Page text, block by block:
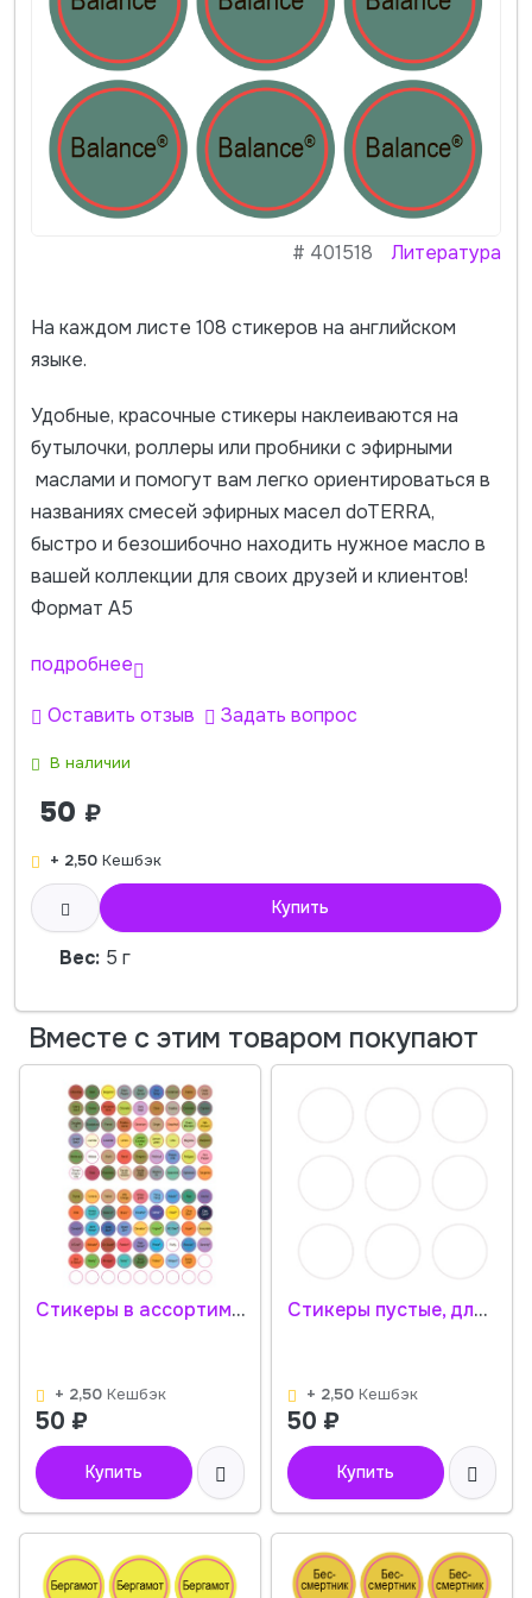
# 401518 Литература
На каждом листе 108 стикеров на английском
языке.
Удобные, красочные стикеры наклеиваются на
бутылочки, роллеры или пробники с эфирными
маслами и помогут вам легко ориентироваться в
названиях смесей эфирных масел doTERRA,
быстро и безошибочно находить нужное масло в
вашей коллекции для своих друзей и клиентов!
Формат А5
подробнее
Оставить отзыв Задать вопрос
В наличии
50 ₽
+ 2,50 Кешбэк
Купить
Вес: 5 г
Вместе с этим товаром покупают
Стикеры в ассортименте / 108 стикеров на 1 листе
+ 2,50 Кешбэк
50 ₽
Купить
Стикеры пустые, для самостоятельного написания / 108 стикеров на 1 листе
+ 2,50 Кешбэк
50 ₽
Купить